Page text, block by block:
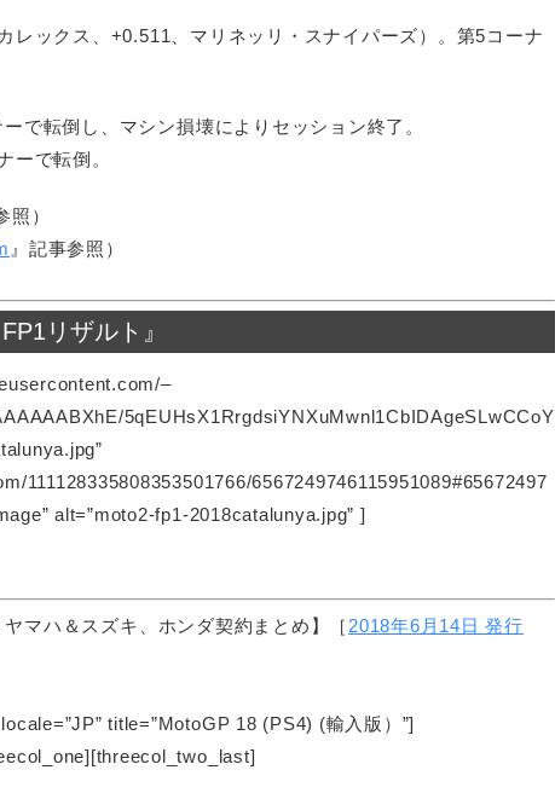
レックス、+0.511、マリネッリ・スナイパーズ）。第5コーナ
で転倒し、マシン損壊によりセッション終了。
ーで転倒。
照）
』記事参照）
リザルト』
–
5qEUHsX1RrgdsiYNXuMwnl1CbIDAgeSLwCCoY
111128335808353501766/6567249746115951089#65672497
alt=”moto2-fp1-2018catalunya.jpg” ]
マハ＆スズキ、ホンダ契約まとめ】［ 2018年6月14日 発行
title=”MotoGP 18 (PS4) (輸入版）”]